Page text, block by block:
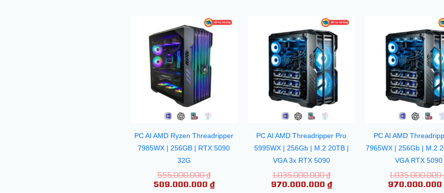
PC AI AMD Ryzen Threadripper
7985WX | 256GB | RTX 5090
32G
555.000.000₫
Giá
gốc
là:
555.000.000 ₫.
509.000.000 ₫
Giá
509.000.000 ₫.
PC AI AMD Threadripper Pro
5995WX | 256Gb | M.2 20TB |
VGA 3x RTX 5090
1.035.000.000₫
Giá
gốc
là:
1.035.000.000 ₫.
970.000.000 ₫
Giá
tại
là:
970.000.000 ₫.
PC AI AMD
7965WX | 256Gb | M.2
VGA RTX 5090
1.035.000.000
970.000.000